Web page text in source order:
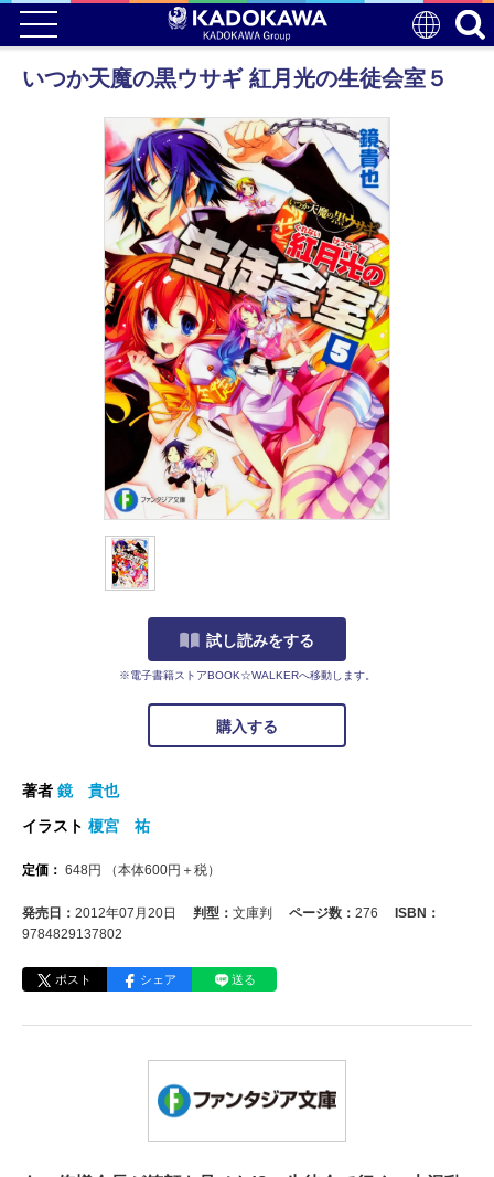
いつか天魔の黒ウサギ 紅月光の生徒会室５
試し読みをする
※電子書籍ストアBOOK☆WALKERへ移動します。
購入する
著者 鏡 貴也
イラスト 榎宮 祐
定価： 648円 （本体600円＋税）
発売日： 2012年07月20日 判型： 文庫判 ページ数： 276
ISBN：
9784829137802
ポスト シェア 送る